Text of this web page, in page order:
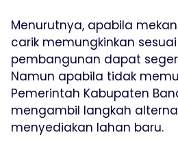
Menurutnya, apabila
carik memungkinkan
pembangunan dapat
Namun apabila tidak
Pemerintah Kabupaten
mengambil langkah
menyediakan lahan baru.